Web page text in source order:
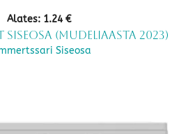
Alates: 1.24 €
(mudeliaasta 2023)
Siseosa